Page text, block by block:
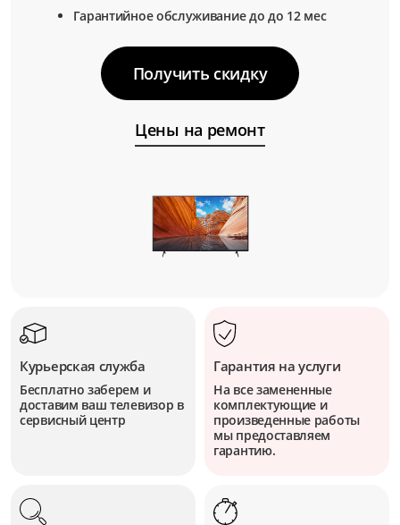
Гарантийное обслуживание до до 12 мес
Получить скидку
Цены на ремонт
Курьерская служба
Бесплатно заберем и
доставим ваш телевизор в
сервисный центр
Гарантия на услуги
На все замененные
комплектующие и
произведенные работы
мы предоставляем
гарантию.